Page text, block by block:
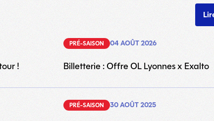
!
PRÉ-SAISON 04 AOÛT 2026
Billetterie : Offre OL Lyonnes x Exalto
PRÉ-SAISON 30 AOÛT 2025